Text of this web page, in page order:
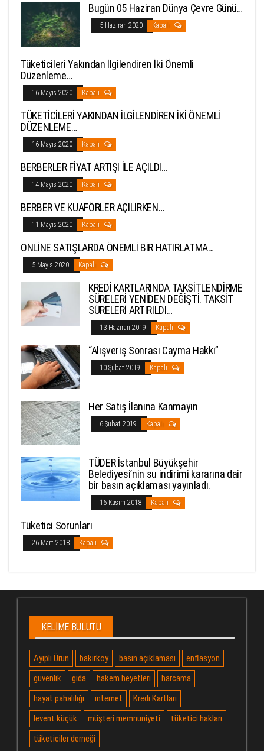
Bugün 05 Haziran Dünya Çevre Günü…
5 Haziran 2020 Kapalı
Tüketicileri Yakından İlgilendiren İki Önemli
Düzenleme…
16 Mayıs 2020 Kapalı
TÜKETİCİLERİ YAKINDAN İLGİLENDİREN İKİ ÖNEMLİ
DÜZENLEME…
16 Mayıs 2020 Kapalı
BERBERLER FİYAT ARTIŞI İLE AÇILDI…
14 Mayıs 2020 Kapalı
BERBER VE KUAFÖRLER AÇILIRKEN…
11 Mayıs 2020 Kapalı
ONLİNE SATIŞLARDA ÖNEMLİ BİR HATIRLATMA…
5 Mayıs 2020 Kapalı
KREDİ KARTLARINDA TAKSİTLENDİRME
SÜRELERİ YENİDEN DEĞİŞTİ. TAKSİT
SÜRELERİ ARTIRILDI…
13 Haziran 2019 Kapalı
“Alışveriş Sonrası Cayma Hakkı”
10 Şubat 2019 Kapalı
Her Satış İlanına Kanmayın
6 Şubat 2019 Kapalı
TÜDER İstanbul Büyükşehir
Belediyesi’nin su indirimi kararına dair
bir basın açıklaması yayınladı.
16 Kasım 2018 Kapalı
Tüketici Sorunları
26 Mart 2018 Kapalı
KELIME BULUTU
Ayıplı Ürün bakırköy basın açıklaması
enflasyon
güvenlik
gıda hakem heyetleri
harcama
hayat pahalılığı
internet
Kredi Kartları
levent küçük
müşteri memnuniyeti
tüketici hakları
tüketiciler derneği